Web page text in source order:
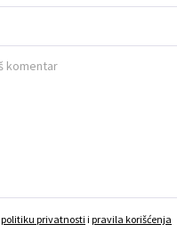
politiku privatnosti i pravila korišćenja